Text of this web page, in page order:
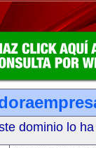
dominio lo